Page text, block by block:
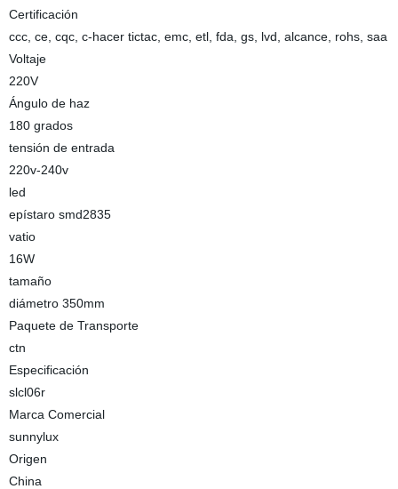
Certificación
ccc, ce, cqc, c-hacer tictac, emc, etl, fda, gs, lvd, alcance, rohs, saa
Voltaje
220V
Ángulo de haz
180 grados
tensión de entrada
220v-240v
led
epístaro smd2835
vatio
16W
tamaño
diámetro 350mm
Paquete de Transporte
ctn
Especificación
slcl06r
Marca Comercial
sunnylux
Origen
China